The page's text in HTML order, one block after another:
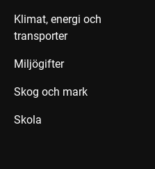
Klimat, energi och
transporter
Miljögifter
Skog och mark
Skola